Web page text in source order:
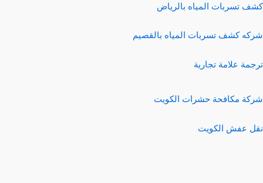
كشف تسربات المياه بالرياض
شركه كشف تسربات المياه بالقصيم
ترجمة علامة تجارية
شركة مكافحة حشرات الكويت
نقل عفش الكويت